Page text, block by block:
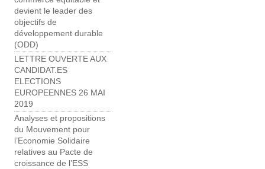
devient le leader des
objectifs de
développement durable
(ODD)
LETTRE OUVERTE AUX
CANDIDAT.ES
ELECTIONS
EUROPEENNES 26 MAI
2019
Analyses et propositions
du Mouvement pour
l’Economie Solidaire
relatives au Pacte de
croissance de l’ESS